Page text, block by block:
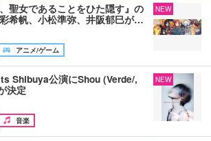
聖女であることをひた隠す』の
希帆、小松準弥、井阪郁巳が…
アニメ/ゲーム
NEW
Shibuya公演にShou (Verde/,
決定
音楽
NEW